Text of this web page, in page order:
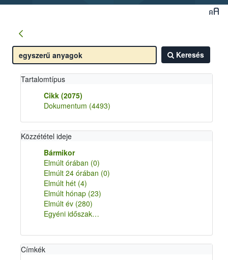
Keresés
Tartalomtípus
Cikk (2075)
Dokumentum (4493)
Közzététel ideje
Bármikor
Elmúlt órában (0)
Elmúlt 24 órában (0)
Elmúlt hét (4)
Elmúlt hónap (23)
Elmúlt év (280)
Egyéni időszak…
Címkék